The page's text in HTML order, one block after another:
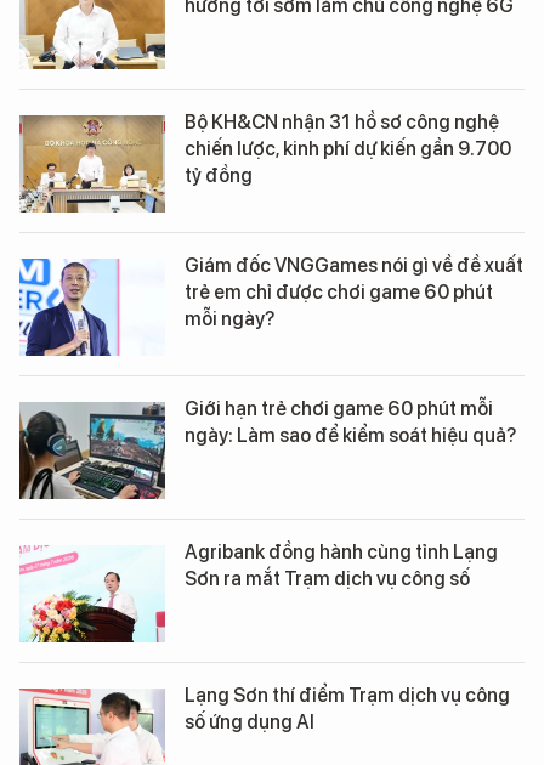
hướng tới sớm làm chủ công nghệ 6G
Bộ KH&CN nhận 31 hồ sơ công nghệ
chiến lược, kinh phí dự kiến gần 9.700
tỷ đồng
Giám đốc VNGGames nói gì về đề xuất
trẻ em chỉ được chơi game 60 phút
mỗi ngày?
Giới hạn trẻ chơi game 60 phút mỗi
ngày: Làm sao để kiểm soát hiệu quả?
Agribank đồng hành cùng tỉnh Lạng
Sơn ra mắt Trạm dịch vụ công số
Lạng Sơn thí điểm Trạm dịch vụ công
số ứng dụng AI